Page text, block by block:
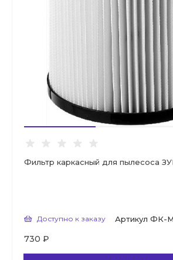
Фильтр каркасный для пылесоса
Доступно к заказу Артикул ФК-
730 ₽